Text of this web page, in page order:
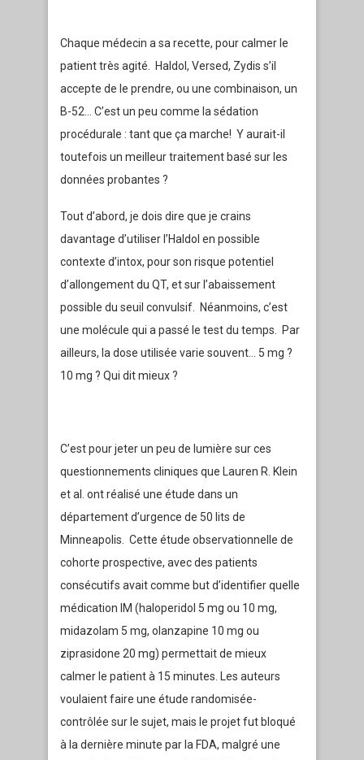
Chaque médecin a sa recette, pour calmer le
patient très agité. Haldol, Versed, Zydis s’il
accepte de le prendre, ou une combinaison, un
B-52… C’est un peu comme la sédation
procédurale : tant que ça marche! Y aurait-il
toutefois un meilleur traitement basé sur les
données probantes ?
Tout d’abord, je dois dire que je crains
davantage d’utiliser l’Haldol en possible
contexte d’intox, pour son risque potentiel
d’allongement du QT, et sur l’abaissement
possible du seuil convulsif. Néanmoins, c’est
une molécule qui a passé le test du temps. Par
ailleurs, la dose utilisée varie souvent… 5 mg ?
10 mg ? Qui dit mieux ?
C’est pour jeter un peu de lumière sur ces
questionnements cliniques que Lauren R. Klein
et al. ont réalisé une étude dans un
département d’urgence de 50 lits de
Minneapolis. Cette étude observationnelle de
cohorte prospective, avec des patients
consécutifs avait comme but d’identifier quelle
médication IM (haloperidol 5 mg ou 10 mg,
midazolam 5 mg, olanzapine 10 mg ou
ziprasidone 20 mg) permettait de mieux
calmer le patient à 15 minutes. Les auteurs
voulaient faire une étude randomisée-
contrôlée sur le sujet, mais le projet fut bloqué
à la dernière minute par la FDA, malgré une